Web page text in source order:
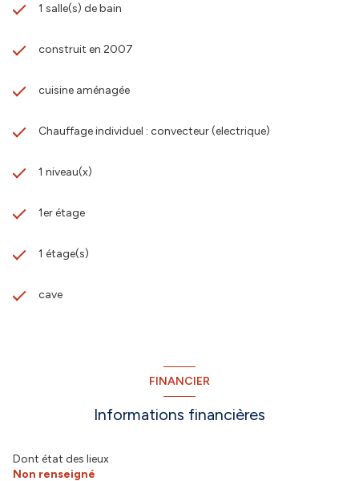
1 salle(s) de bain
construit en 2007
cuisine aménagée
Chauffage individuel : convecteur (electrique)
1 niveau(x)
1er étage
1 étage(s)
cave
FINANCIER
Informations financières
Dont état des lieux
Non renseigné